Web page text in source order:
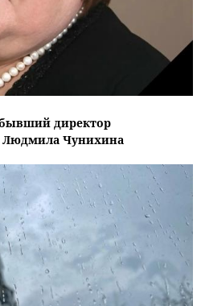
директор
Людмила Чунихина